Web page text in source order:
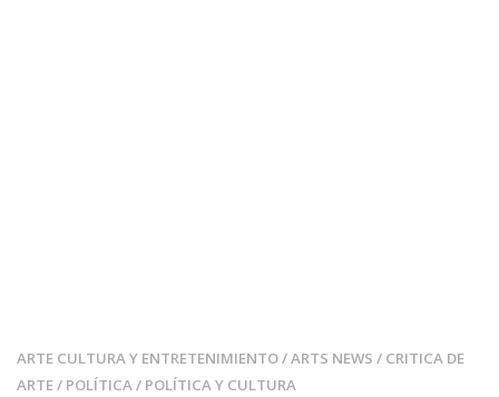
ARTE CULTURA Y ENTRETENIMIENTO/ARTS NEWS / CRITICA DE
ARTE/ POLÍTICA/ POLÍTICA Y CULTURA